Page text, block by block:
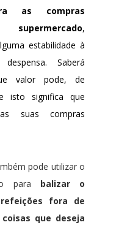
as compras
,
estabilidade à
Saberá
valor pode, de
isto significa que
suas compras
pode utilizar o
para balizar o
fora de
que deseja